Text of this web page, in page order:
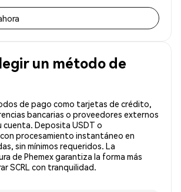
un método de
de pago como tarjetas de crédito,
bancarias o proveedores externos
cuenta. Deposita USDT o
procesamiento instantáneo en
sin mínimos requeridos. La
de Phemex garantiza la forma más
SCRL con tranquilidad.